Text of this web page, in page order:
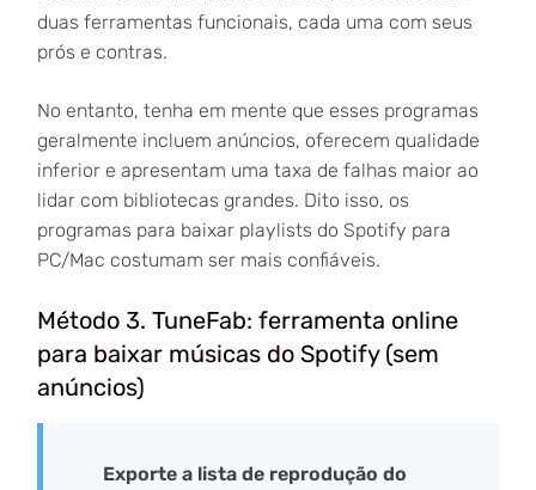
duas ferramentas funcionais, cada uma com seus
prós e contras.
No entanto, tenha em mente que esses programas
geralmente incluem anúncios, oferecem qualidade
inferior e apresentam uma taxa de falhas maior ao
lidar com bibliotecas grandes. Dito isso, os
programas para baixar playlists do Spotify para
PC/Mac costumam ser mais confiáveis.
Método 3. TuneFab: ferramenta online
para baixar músicas do Spotify (sem
anúncios)
Exporte a lista de reprodução do